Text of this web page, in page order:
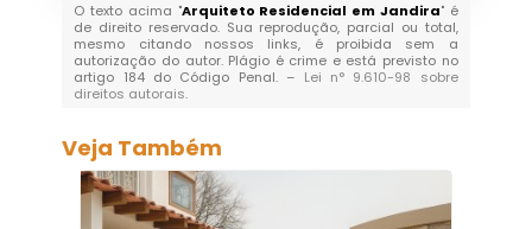
O texto acima "Arquiteto Residencial em Jandira" é
de direito reservado. Sua reprodução, parcial ou total,
mesmo citando nossos links, é proibida sem a
autorização do autor. Plágio é crime e está previsto no
artigo 184 do Código Penal. – Lei n° 9.610-98 sobre
direitos autorais.
Veja Também